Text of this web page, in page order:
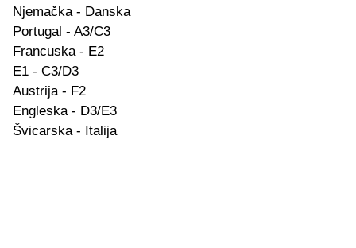
Njemačka - Danska
Portugal - A3/C3
Francuska - E2
E1 - C3/D3
Austrija - F2
Engleska - D3/E3
Švicarska - Italija